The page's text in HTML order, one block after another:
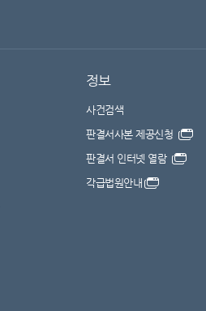
정보
사건검색
판결서사본 제공신청
판결서 인터넷 열람
각급법원안내